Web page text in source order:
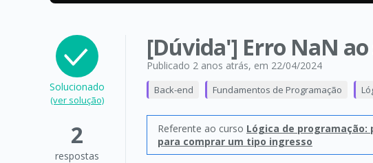
Solucionado
(ver solução)
2
respostas
[Dúvida'] Erro NaN
Publicado 2 anos atrás, em 22/04/2024
Back-end Fundamentos de Programação
Referente ao curso Lógica de
para comprar um tipo ingresso